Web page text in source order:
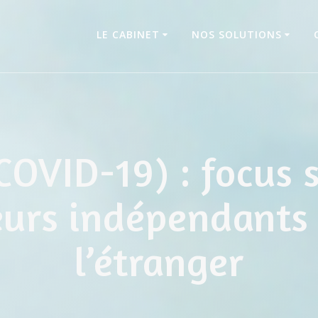
LE CABINET NOS SOLUTIONS
19) : focus
l’étranger